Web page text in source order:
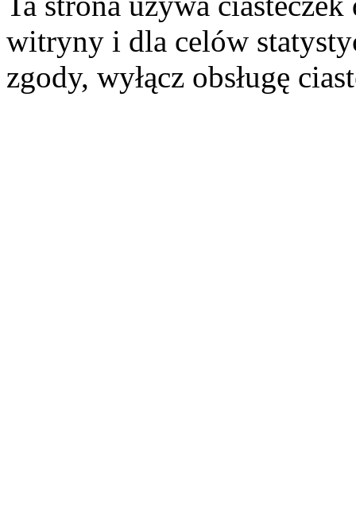
witryny i dla celów
zgody, wyłącz obsługę